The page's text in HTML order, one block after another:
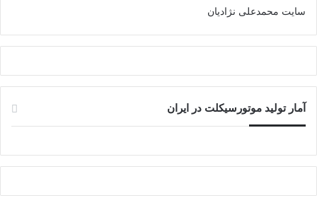
سایت محمدعلی نژادیان
آمار تولید موتورسیکلت در ایران